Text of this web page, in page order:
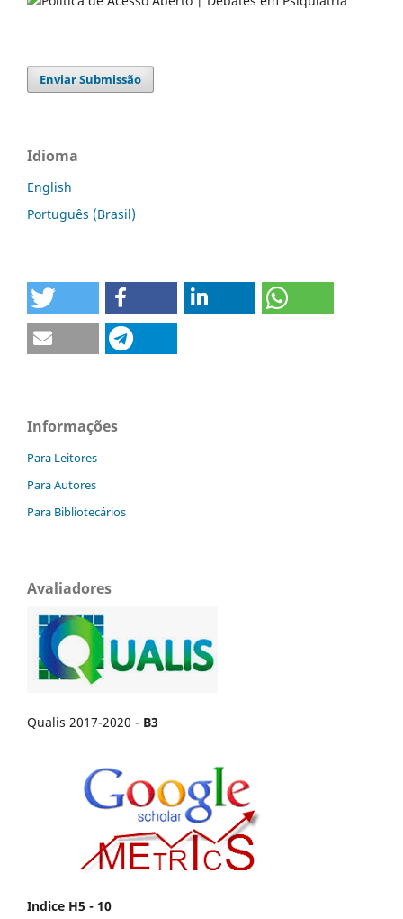
Enviar Submissão
Idioma
English
Português (Brasil)
Informações
Para Leitores
Para Autores
Para Bibliotecários
Avaliadores
Qualis 2017-2020 - B3
Indice H5 - 10